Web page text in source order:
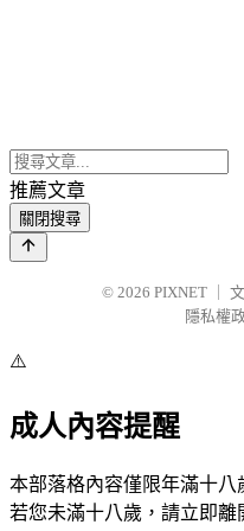
推薦文章
關閉搜尋
© 2026 PIXNET
隱私權
⚠️
成人內容提醒
本部落格內容僅限年滿十八
若您未滿十八歲，請立即離